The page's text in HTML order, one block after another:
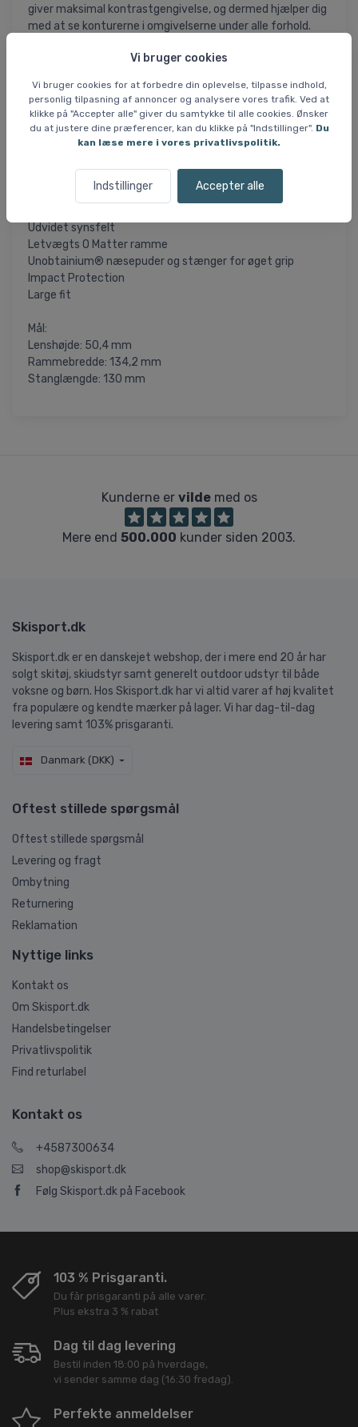
Vi bruger cookies
Vi bruger cookies for at forbedre din oplevelse, tilpasse indhold,
personlig tilpasning af annoncer og analysere vores trafik. Ved at
klikke på "Accepter alle" giver du samtykke til alle cookies. Ønsker
du at justere dine præferencer, kan du klikke på "Indstillinger". Du
kan læse mere i vores privatlivspolitik.
Indstillinger Accepter alle
giver maksimal kontrastgengivelse, og dermed hjælper dig
med at se konturerne i omgivelserne under alle forhold.
Oakley Sphaera er udstyret med Unobtainium®-
dine briller bliver på plads, selv under intense aktiviteter.
Selve stellet er lavet ekstra holdbart, hvilket betyder at
hvis uheldet er ude kan brillerne holde til at blive tabt uden
nødvendigvis at blive beskadiget.
Linse: PRIZM 24K Polarized
Udvidet synsfelt
Letvægts O Matter ramme
Unobtainium® næsepuder og stænger for øget grip
Impact Protection
Large fit
Mål:
Lenshøjde: 50,4 mm
Rammebredde: 134,2 mm
Stanglængde: 130 mm
Kunderne er vildemed os
Mere end 500.000 kunder siden 2003.
Skisport.dk
Skisport.dk er en danskejet webshop, der i mere end 20 år har
solgt skitøj, skiudstyr samt generelt outdoor udstyr til både
voksne og børn. Hos Skisport.dk har vi altid varer af høj kvalitet
fra populære og kendte mærker på lager. Vi har dag-til-dag
levering samt 103% prisgaranti.
Danmark (DKK)
Oftest stillede spørgsmål
Oftest stillede spørgsmål
Levering og fragt
Ombytning
Returnering
Reklamation
Nyttige links
Kontakt os
Om Skisport.dk
Handelsbetingelser
Privatlivspolitik
Find returlabel
Kontakt os
+4587300634
shop@skisport.dk
Følg Skisport.dk på Facebook
103 % Prisgaranti.
Du får prisgaranti på alle varer.
Plus ekstra 3 % rabat
Dag til dag levering
Bestil inden 18:00 på hverdage,
vi sender samme dag (16:30 fredag).
Perfekte anmeldelser